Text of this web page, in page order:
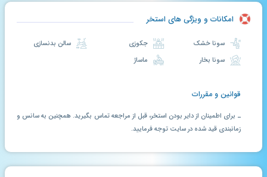
امکانات و ویژگی های استخر
سونا خشک
سونا بخار
جکوزی
سالن بدنسازی
قوانین و مقررات
ـ برای اطمینان از دایر بودن استخر، قبل از مراجعه تماس بگیرید. همچنین به سانس و
زمانبندی قید شده در سایت توجه فرمایید.